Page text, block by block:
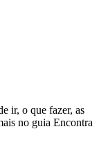
ir, o que fazer, as
no guia Encontra